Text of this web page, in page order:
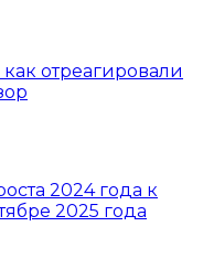
отреагировали
2024 года к
2025 года